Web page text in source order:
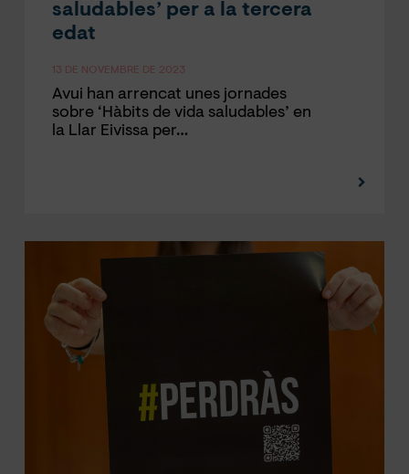
saludables’ per a la tercera
edat
13 DE NOVEMBRE DE 2023
Avui han arrencat unes jornades
sobre ‘Hàbits de vida saludables’ en
la Llar Eivissa per…